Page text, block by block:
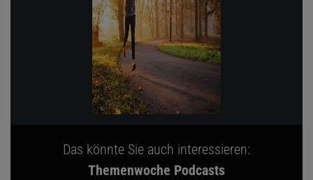
Das könnte Sie auch interessieren:
Themenwoche Podcasts